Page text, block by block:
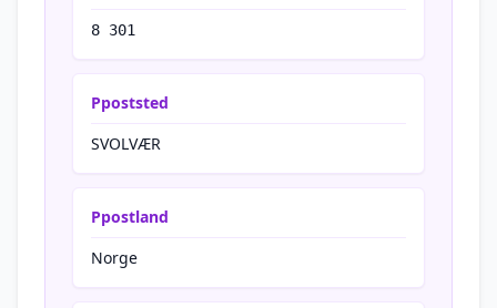
8 301
Ppoststed
SVOLVÆR
Ppostland
Norge